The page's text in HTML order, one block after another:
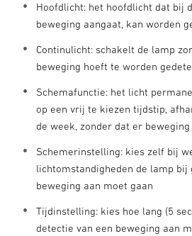
Hoofdlicht: het hoofdlicht dat bij
beweging aangaat, kan worden
Continulicht: schakelt de lamp
beweging hoeft te worden
Schemafunctie: het licht
op een vrij te kiezen tijdstip,
de week, zonder dat er
Schemerinstelling: kies zelf bij
lichtomstandigheden de lamp bij
beweging aan moet gaan
Tijdinstelling: kies hoe lang (5
detectie van een beweging aan